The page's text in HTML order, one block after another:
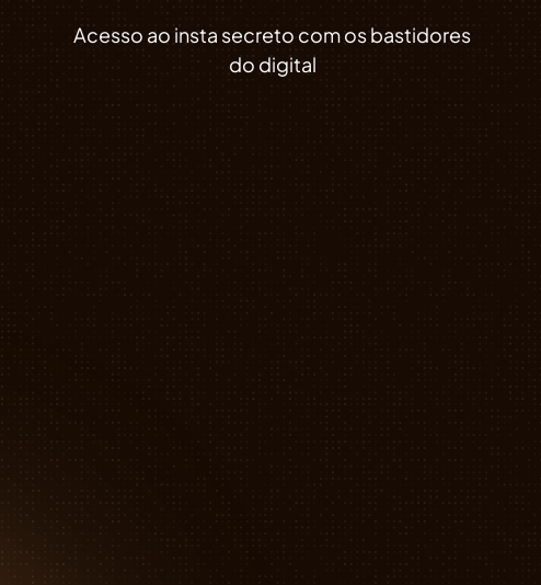
Acesso ao insta secreto com os bastidores
do digital